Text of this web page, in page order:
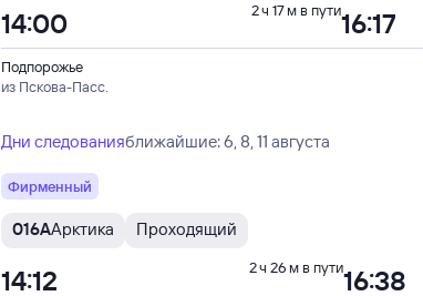
Подпорожье
из Пскова-Пасс.
14:00 16:17
2 ч 17 м в пути
Дни следованияближайшие: 6, 8, 11 августа
Фирменный
016ААрктика Проходящий
14:12 16:38
2 ч 26 м в пути